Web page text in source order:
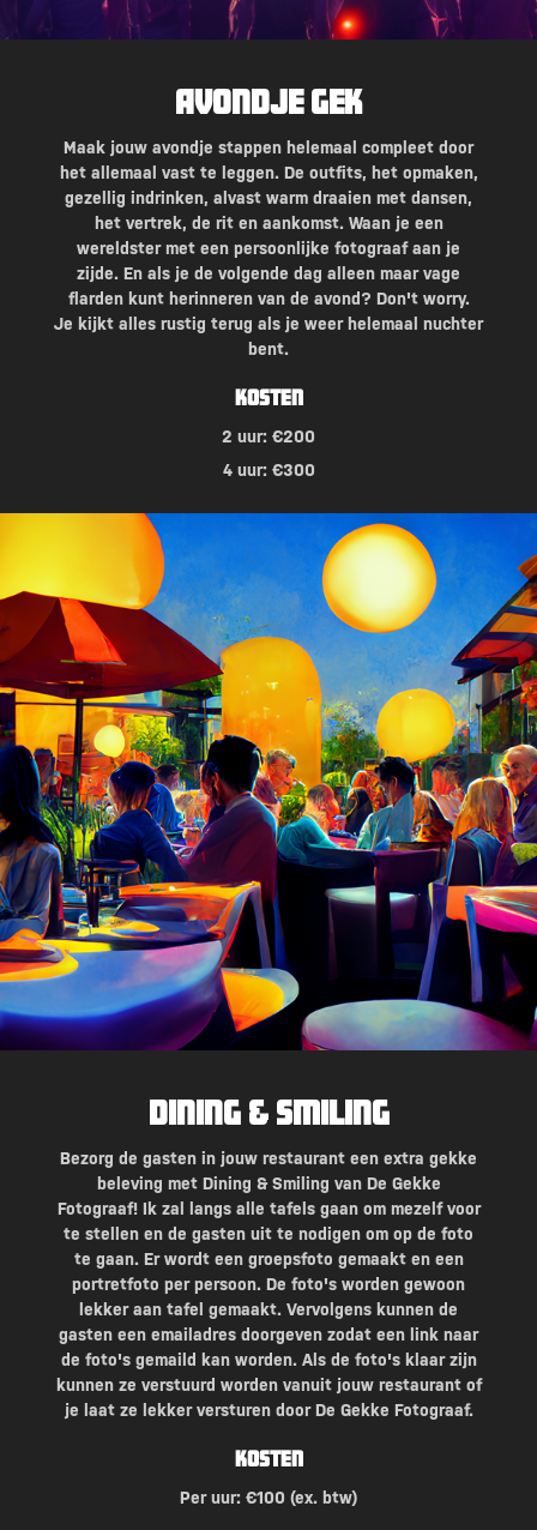
Avondje Gek
Maak jouw avondje stappen helemaal compleet door
het allemaal vast te leggen. De outfits, het opmaken,
gezellig indrinken, alvast warm draaien met dansen,
het vertrek, de rit en aankomst. Waan je een
wereldster met een persoonlijke fotograaf aan je
zijde. En als je de volgende dag alleen maar vage
flarden kunt herinneren van de avond? Don't worry.
Je kijkt alles rustig terug als je weer helemaal nuchter
bent.
Kosten
2 uur: €200
4 uur: €300
Dining & Smiling
Bezorg de gasten in jouw restaurant een extra gekke
beleving met Dining & Smiling van De Gekke
Fotograaf! Ik zal langs alle tafels gaan om mezelf voor
te stellen en de gasten uit te nodigen om op de foto
te gaan. Er wordt een groepsfoto gemaakt en een
portretfoto per persoon. De foto's worden gewoon
lekker aan tafel gemaakt. Vervolgens kunnen de
gasten een emailadres doorgeven zodat een link naar
de foto's gemaild kan worden. Als de foto's klaar zijn
kunnen ze verstuurd worden vanuit jouw restaurant of
je laat ze lekker versturen door De Gekke Fotograaf.
Kosten
Per uur: €100 (ex. btw)